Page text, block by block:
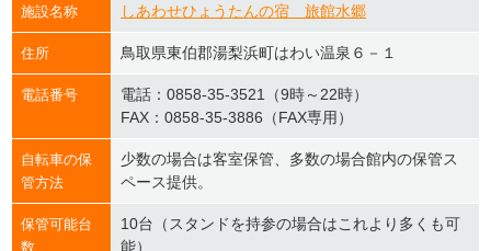
施設名称 しあわせひょうたんの宿 旅館水郷
住所 鳥取県東伯郡湯梨浜町はわい温泉６－１
電話番号
電話：0858-35-3521（9時～22時）
FAX：0858-35-3886（FAX専用）
自転車の保
管方法
少数の場合は客室保管、多数の場合館内の保管ス
ペース提供。
保管可能台
数
10台（スタンドを持参の場合はこれより多くも可
能）